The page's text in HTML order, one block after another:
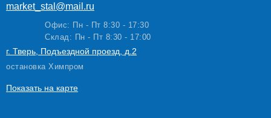
Офис: Пн - Пт 8:30 - 17:30
Склад: Пн - Пт 8:30 - 17:00
остановка Химпром
market_stal@mail.ru
Показать на карте
г. Тверь, Подъездной проезд, д.2